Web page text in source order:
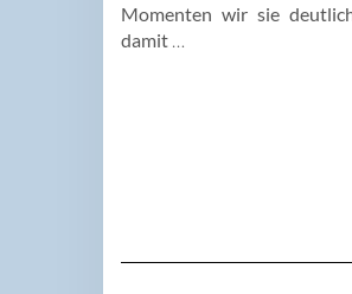
Momenten wir sie
damit